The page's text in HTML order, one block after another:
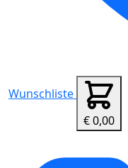
Wunschliste
€ 0,00